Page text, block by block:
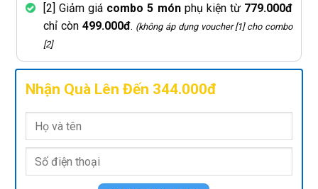
[2] Giảm giá combo 5 mónphụ kiện từ 779.000đ
chỉ còn 499.000đ. (không áp dụng voucher [1] cho combo
[2]
Nhận Quà Lên Đến 344.000đ